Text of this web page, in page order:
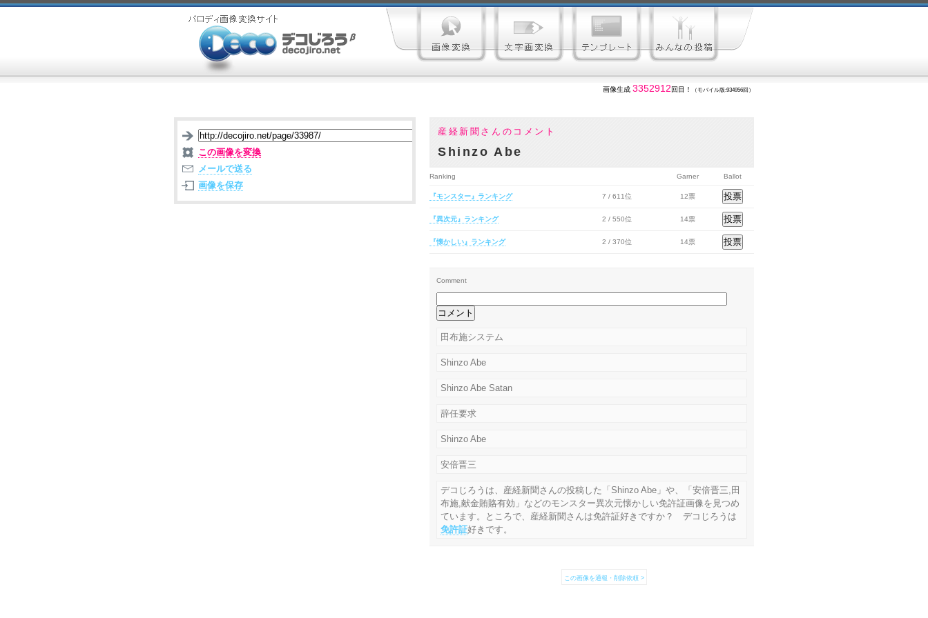
画像生成 3352912 回目！ （モバイル版:934956回）
産経新聞さんのコメント
Shinzo Abe
この画像を変換
メールで送る
画像を保存
Ranking Garner Ballot
『モンスター』ランキング 7 / 611位 12票
『異次元』ランキング 2 / 550位 14票
『懐かしい』ランキング 2 / 370位 14票
Comment
田布施システム
Shinzo Abe
Shinzo Abe Satan
辞任要求
Shinzo Abe
安倍晋三
デコじろうは、産経新聞さんの投稿した「Shinzo Abe」や、「安倍晋三,田
布施,献金賄賂有効」などのモンスター異次元懐かしい免許証画像を見つめ
ています。ところで、産経新聞さんは免許証好きですか？ デコじろうは
免許証好きです。
この画像を通報・削除依頼 >